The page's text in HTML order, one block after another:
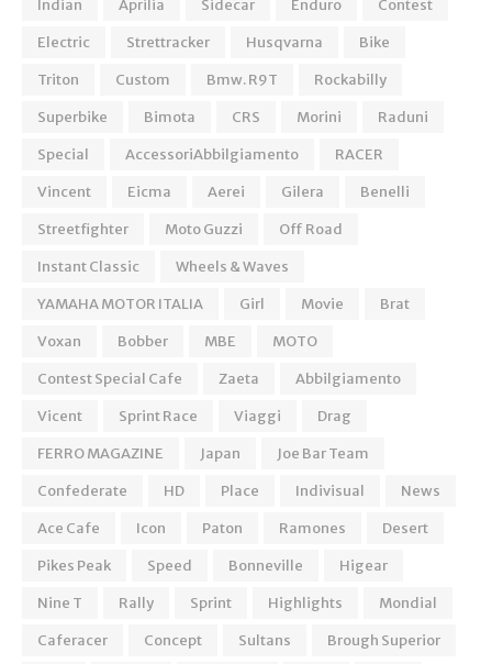
Indian
Aprilia Sidecar Enduro
Contest
Electric
Strettracker Husqvarna
Bike
Triton
Custom Bmw. R9T
Rockabilly
Superbike
Bimota CRS Morini
Raduni
Special
AccessoriAbbilgiamento
RACER
Vincent
Eicma Aerei Gilera
Benelli
Streetfighter
Moto Guzzi
Off Road
Instant Classic
Wheels & Waves
YAMAHA MOTOR ITALIA
Girl Movie
Brat
Voxan
Bobber MBE
MOTO
Contest Special Cafe
Zaeta
Abbilgiamento
Vicent
Sprint Race Viaggi
Drag
FERRO MAGAZINE
Japan
Joe Bar Team
Confederate
HD Place Indivisual
News
Ace Cafe
Icon Paton Ramones
Desert
Pikes Peak
Speed Bonneville
Higear
Nine T
Rally Sprint Highlights
Mondial
Caferacer
Concept Sultans
Brough Superior